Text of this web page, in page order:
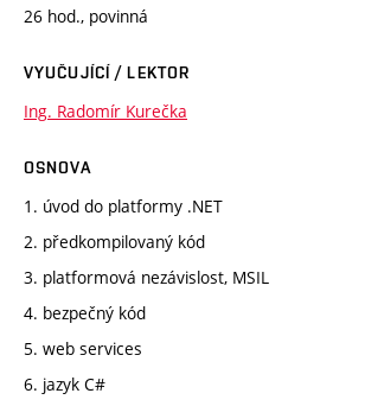
26 hod., povinná
VYUČUJÍCÍ / LEKTOR
Ing. Radomír Kurečka
OSNOVA
1. úvod do platformy .NET
2. předkompilovaný kód
3. platformová nezávislost, MSIL
4. bezpečný kód
5. web services
6. jazyk C#